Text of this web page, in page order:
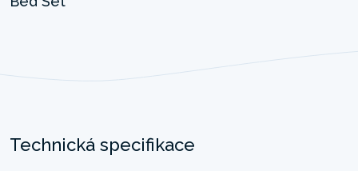
Technická specifikace